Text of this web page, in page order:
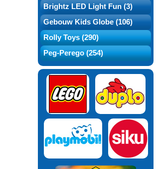
Brightz LED Light Fun (3)
Gebouw Kids Globe (106)
Rolly Toys (290)
Peg-Perego (254)